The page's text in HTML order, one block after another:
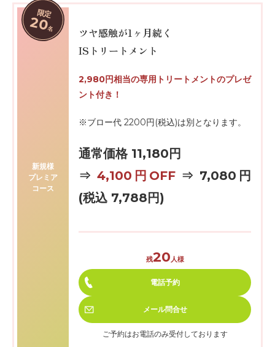
限定
20名
新規様
プレミア
コース
ツヤ感触が1ヶ月続く
ISトリートメント
2,980円相当の専用トリートメントのプレゼ
ント付き！
※ブロー代 2200円(税込)は別となります。
通常価格 11,180円
⇒ 4,100円OFF⇒ 7,080円
(税込 7,788円)
残20人様
電話予約
メール問合せ
ご予約はお電話のみ受付しております